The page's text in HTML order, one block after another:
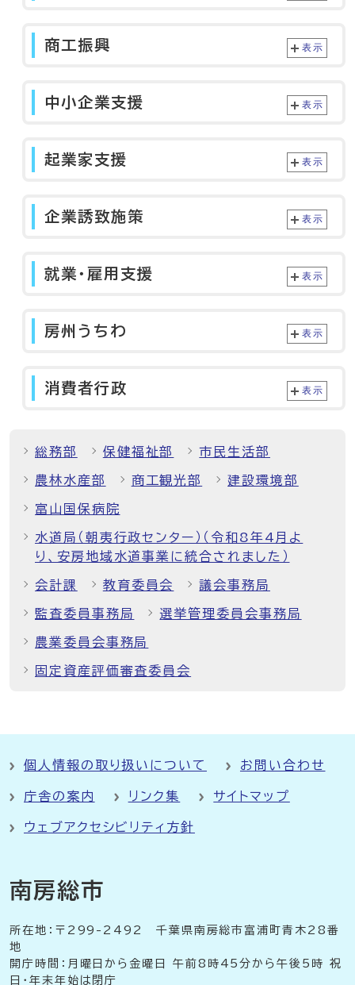
商工振興 表示
中小企業支援 表示
起業家支援 表示
企業誘致施策 表示
就業・雇用支援 表示
房州うちわ 表示
消費者行政 表示
総務部 保健福祉部 市民生活部
農林水産部 商工観光部 建設環境部
富山国保病院
水道局（朝夷行政センター）（令和8年4月よ
り、安房地域水道事業に統合されました）
会計課 教育委員会 議会事務局
監査委員事務局 選挙管理委員会事務局
農業委員会事務局
固定資産評価審査委員会
個人情報の取り扱いについて お問い合わせ
庁舎の案内 リンク集 サイトマップ
ウェブアクセシビリティ方針
南房総市
所在地：〒299-2492 千葉県南房総市富浦町青木28番
地
開庁時間：月曜日から金曜日 午前8時45分から午後5時 祝
日・年末年始は閉庁